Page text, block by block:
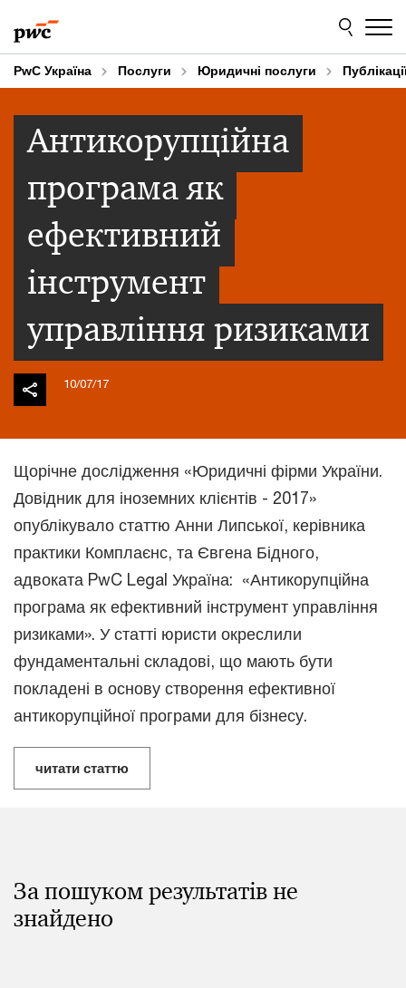
to
content
to
footer
PwC Україна Послуги Юридичні послуги
Антикорупційна
програма як
ефективний
інструмент
управління ризиками
10/07/17
Щорічне дослідження «Юридичні фірми України.
Довідник для іноземних клієнтів - 2017»
опублікувало статтю Анни Липської, керівника
практики Комплаєнс, та Євгена Бідного,
адвоката PwC Legal Україна: «Антикорупційна
програма як ефективний інструмент управління
ризиками». У статті юристи окреслили
фундаментальні складові, що мають бути
покладені в основу створення ефективної
антикорупційної програми для бізнесу.
читати статтю
За пошуком результатів не
знайдено